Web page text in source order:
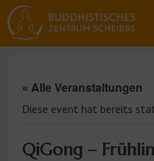
« Alle Veranstaltungen
Diese event hat bereits
QiGong –